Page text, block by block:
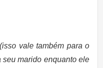
vale também para o
marido enquanto ele